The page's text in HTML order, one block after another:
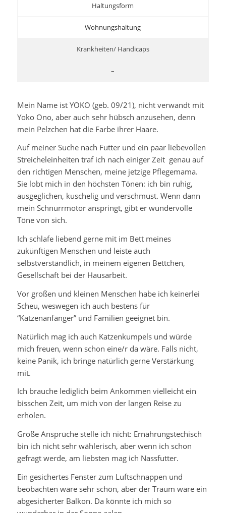
Haltungsform
Wohnungshaltung
Krankheiten/ Handicaps
–
Mein Name ist YOKO (geb. 09/21), nicht verwandt mit
Yoko Ono, aber auch sehr hübsch anzusehen, denn
mein Pelzchen hat die Farbe ihrer Haare.
Auf meiner Suche nach Futter und ein paar liebevollen
Streicheleinheiten traf ich nach einiger Zeit genau auf
den richtigen Menschen, meine jetzige Pflegemama.
Sie lobt mich in den höchsten Tönen: ich bin ruhig,
ausgeglichen, kuschelig und verschmust. Wenn dann
mein Schnurrmotor anspringt, gibt er wundervolle
Töne von sich.
Ich schlafe liebend gerne mit im Bett meines
zukünftigen Menschen und leiste auch
selbstverständlich, in meinem eigenen Bettchen,
Gesellschaft bei der Hausarbeit.
Vor großen und kleinen Menschen habe ich keinerlei
Scheu, weswegen ich auch bestens für
“Katzenanfänger” und Familien geeignet bin.
Natürlich mag ich auch Katzenkumpels und würde
mich freuen, wenn schon eine/r da wäre. Falls nicht,
keine Panik, ich bringe natürlich gerne Verstärkung
mit.
Ich brauche lediglich beim Ankommen vielleicht ein
bisschen Zeit, um mich von der langen Reise zu
erholen.
Große Ansprüche stelle ich nicht: Ernährungstechisch
bin ich nicht sehr wählerisch, aber wenn ich schon
gefragt werde, am liebsten mag ich Nassfutter.
Ein gesichertes Fenster zum Luftschnappen und
beobachten wäre sehr schön, aber der Traum wäre ein
abgesicherter Balkon. Da könnte ich mich so